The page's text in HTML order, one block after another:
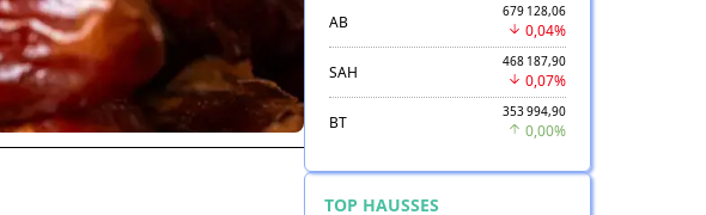
AB
679 128,06
0,04%
SAH
468 187,90
0,07%
BT
353 994,90
0,00%
TOP HAUSSES